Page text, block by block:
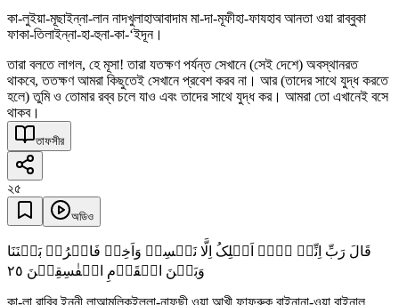
কা-লুইয়া-মূছাইন্না-লান নাদখুলাহাআবাদাম মা-দা-মূফীহা-ফাযহাব আনতা ওয়া রাব্বুকা
ফাকা-তিলাইন্না-হা-হুনা-কা-‘ইদূন।
তারা বলতে লাগল, হে মূসা! তারা যতক্ষণ পর্যন্ত সেখানে (সেই দেশে) অবস্থানরত
থাকবে, ততক্ষণ আমরা কিছুতেই সেখানে প্রবেশ করব না। আর (তাদের সাথে যুদ্ধ করতে
হলে) তুমি ও তোমার রব্ব চলে যাও এবং তাদের সাথে যুদ্ধ কর। আমরা তো এখানেই বসে
থাকব।
তাফসীর
২৫
অডিও
قَالَ رَبِّ اِنِّیۡ لَاۤ اَمۡلِکُ اِلَّا نَفۡسِیۡ وَاَخِیۡ فَافۡرُقۡ بَیۡنَنَا
وَبَیۡنَ الۡقَوۡمِ الۡفٰسِقِیۡنَ ٢٥
কা-লা রাব্বি ইন্নী লাআমলিকুইল্লা-নাফছী ওয়া আখী ফাফরুক বাইনানা-ওয়া বাইনাল